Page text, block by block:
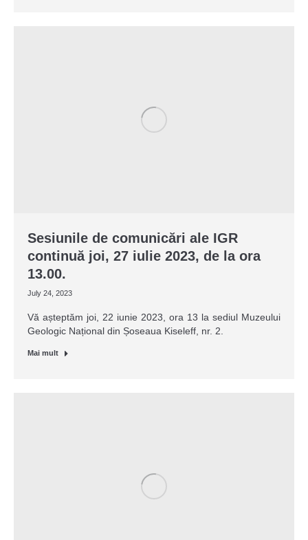
Sesiunile de comunicări ale IGR
continuă joi, 27 iulie 2023, de la ora
13.00.
July 24, 2023
Vă așteptăm joi, 22 iunie 2023, ora 13 la sediul Muzeului
Geologic Național din Șoseaua Kiseleff, nr. 2.
Mai mult